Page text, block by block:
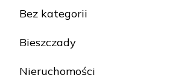
Bez kategorii
Bieszczady
Nieruchomości